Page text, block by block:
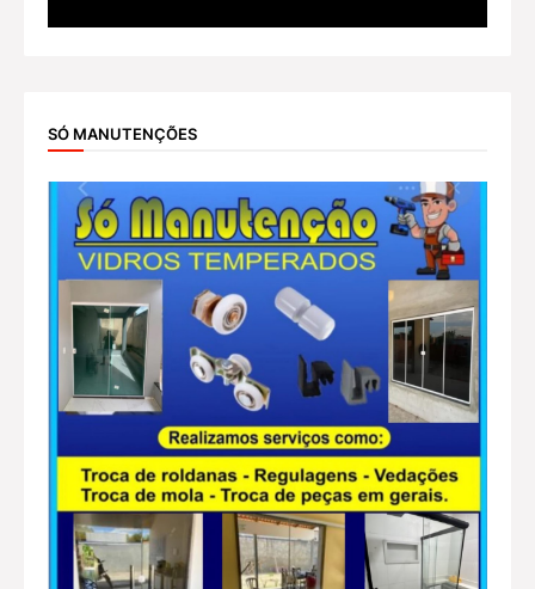
SÓ MANUTENÇÕES